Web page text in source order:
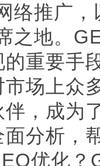
络推广
之地。
重要手
场上众
，成为
分析，
优化